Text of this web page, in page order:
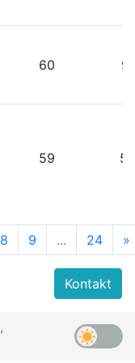
60
59
8 9 ... 24 »
,
Kontakt